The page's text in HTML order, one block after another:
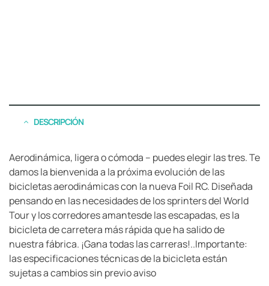
DESCRIPCIÓN
Aerodinámica, ligera o cómoda – puedes elegir las tres. Te
damos la bienvenida a la próxima evolución de las
bicicletas aerodinámicas con la nueva Foil RC. Diseñada
pensando en las necesidades de los sprinters del World
Tour y los corredores amantesde las escapadas, es la
bicicleta de carretera más rápida que ha salido de
nuestra fábrica. ¡Gana todas las carreras!..Importante:
las especificaciones técnicas de la bicicleta están
sujetas a cambios sin previo aviso